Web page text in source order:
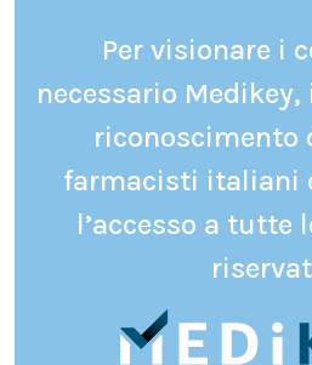
Per visionare i
necessario
riconoscimento
farmacisti italiani
l’accesso a tutte